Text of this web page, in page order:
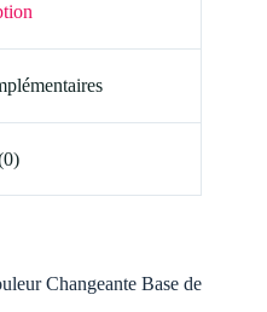
Changeante Base de